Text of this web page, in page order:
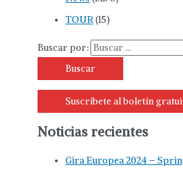
TOUR(15)
Buscar por:
Suscríbete al boletín
Noticias recientes
Gira Europea 2024 –